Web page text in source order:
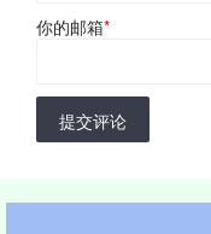
你的邮箱*
提交评论